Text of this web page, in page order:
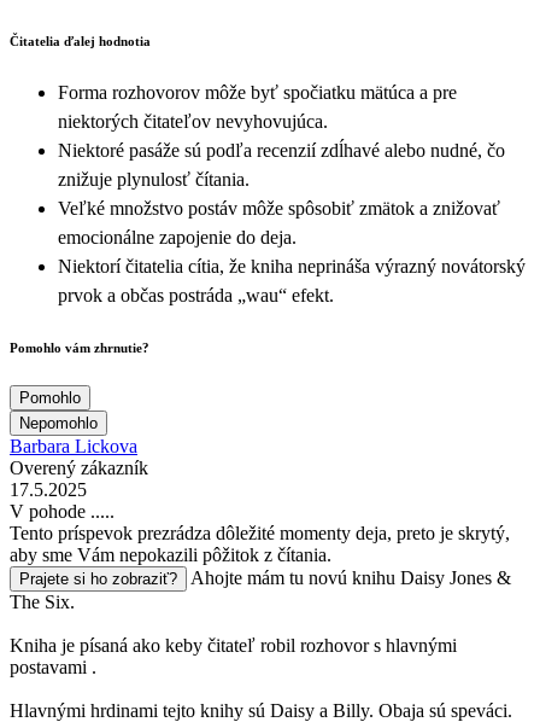
Čitatelia ďalej hodnotia
Forma rozhovorov môže byť spočiatku mätúca a pre
niektorých čitateľov nevyhovujúca.
Niektoré pasáže sú podľa recenzií zdĺhavé alebo nudné, čo
znižuje plynulosť čítania.
Veľké množstvo postáv môže spôsobiť zmätok a znižovať
emocionálne zapojenie do deja.
Niektorí čitatelia cítia, že kniha neprináša výrazný novátorský
prvok a občas postráda „wau“ efekt.
Pomohlo vám zhrnutie?
Pomohlo
Nepomohlo
Barbara Lickova
Overený zákazník
17.5.2025
V pohode .....
Tento príspevok prezrádza dôležité momenty deja, preto je skrytý,
aby sme Vám nepokazili pôžitok z čítania.
Prajete si ho zobraziť?
Ahojte mám tu novú knihu Daisy Jones &
The Six.
Kniha je písaná ako keby čitateľ robil rozhovor s hlavnými
postavami .
Hlavnými hrdinami tejto knihy sú Daisy a Billy. Obaja sú speváci.